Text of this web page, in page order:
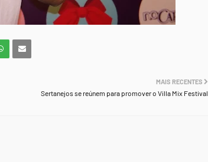
MAIS RECENTES
Sertanejos se reúnem para promover o Villa Mix Festival